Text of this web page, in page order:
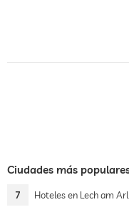
Ciudades más
7 Hoteles en Lech am